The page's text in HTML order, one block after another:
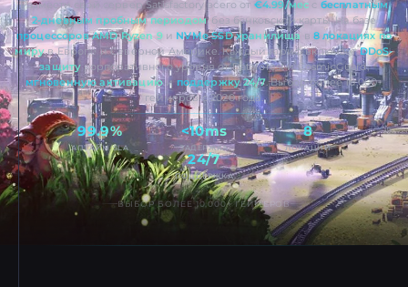
Размести свой сервер Satisfactory всего от €4.99/мес с бесплатным
2-дневным пробным периодом, без банковской карты. На базе
процессоров AMD Ryzen 9и NVMe SSD хранилища в 8 локациях по
мирув Европе и Северной Америке. Каждый тариф включаетDDoS-
защиту корпоративного уровня от Dataforest и CosmicGuard,
мгновенную активациюи поддержку 24/7. Выбор более 10,000+
геймеров с 2020 года.
99.9%
АПТАЙМ SLA
<10ms
ЗАДЕРЖКА
8
ЛОКАЦИЙ
24/7
ПОДДЕРЖКА
ВЫБОР БОЛЕЕ 10,000+ ГЕЙМЕРОВ